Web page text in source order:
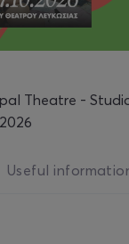
- Studio, 6
Useful